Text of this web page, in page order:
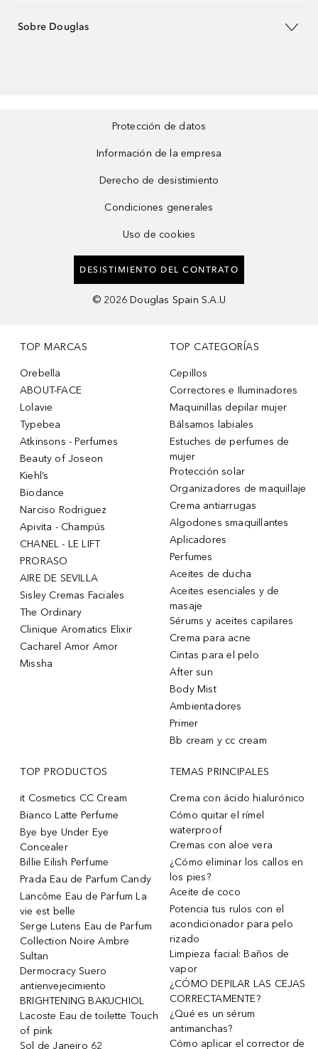
Sobre Douglas
Protección de datos
Información de la empresa
Derecho de desistimiento
Condiciones generales
Uso de cookies
DESISTIMIENTO DEL CONTRATO
© 2026 Douglas Spain S.A.U
TOP MARCAS
Orebella
ABOUT-FACE
Lolavie
Typebea
Atkinsons - Perfumes
Beauty of Joseon
Kiehl’s
Biodance
Narciso Rodriguez
Apivita - Champús
CHANEL - LE LIFT
PRORASO
AIRE DE SEVILLA
Sisley Cremas Faciales
The Ordinary
Clinique Aromatics Elixir
Cacharel Amor Amor
Missha
TOP CATEGORÍAS
Cepillos
Correctores e Iluminadores
Maquinillas depilar mujer
Bálsamos labiales
Estuches de perfumes de
mujer
Protección solar
Organizadores de maquillaje
Crema antiarrugas
Algodones smaquillantes
Aplicadores
Perfumes
Aceites de ducha
Aceites esenciales y de
masaje
Sérums y aceites capilares
Crema para acne
Cintas para el pelo
After sun
Body Mist
Ambientadores
Primer
Bb cream y cc cream
TOP PRODUCTOS
it Cosmetics CC Cream
Bianco Latte Perfume
Bye bye Under Eye
Concealer
Billie Eilish Perfume
Prada Eau de Parfum Candy
Lancôme Eau de Parfum La
vie est belle
Serge Lutens Eau de Parfum
Collection Noire Ambre
Sultan
Dermocracy Suero
antienvejecimiento
BRIGHTENING BAKUCHIOL
Lacoste Eau de toilette Touch
of pink
Sol de Janeiro 62
TEMAS PRINCIPALES
Crema con ácido hialurónico
Cómo quitar el rímel
waterproof
Cremas con aloe vera
¿Cómo eliminar los callos en
los pies?
Aceite de coco
Potencia tus rulos con el
acondicionador para pelo
rizado
Limpieza facial: Baños de
vapor
¿CÓMO DEPILAR LAS CEJAS
CORRECTAMENTE?
¿Qué es un sérum
antimanchas?
Cómo aplicar el corrector de